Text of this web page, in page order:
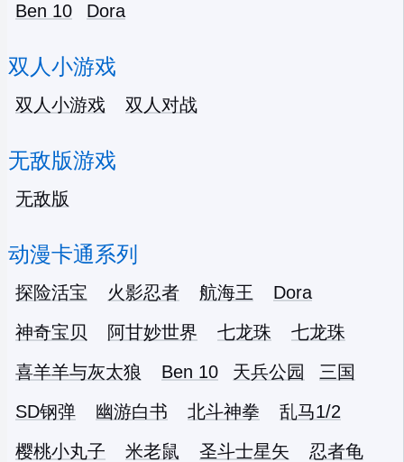
Ben 10
Dora
双人小游戏
双人小游戏 双人对战
无敌版游戏
无敌版
动漫卡通系列
探险活宝 火影忍者 航海王
Dora
神奇宝贝
阿甘妙世界 七龙珠
七龙珠
喜羊羊与灰太狼
Ben 10 天兵公园
三国
SD钢弹
幽游白书 北斗神拳
乱马1/2
樱桃小丸子
米老鼠 圣斗士星矢
忍者龟